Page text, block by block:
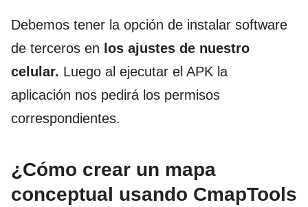
Debemos tener la opción de instalar software
de terceros en los ajustes de nuestro
celular. Luego al ejecutar el APK la
aplicación nos pedirá los permisos
correspondientes.
¿Cómo crear un mapa
conceptual usando CmapTools